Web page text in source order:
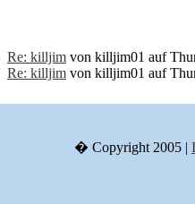
Re: killjim von killjim01 auf
Re: killjim von killjim01 auf
� Copyright 2005 |